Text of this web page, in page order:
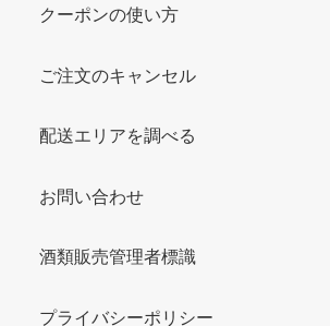
クーポンの使い方
ご注文のキャンセル
配送エリアを調べる
お問い合わせ
酒類販売管理者標識
プライバシーポリシー